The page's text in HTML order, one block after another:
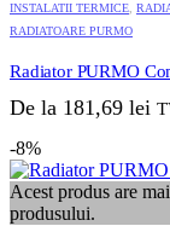
INSTALATII TERMICE
RADIATOARE PURMO
Radiator PURMO
De la 181,69 lei
-8%
Acest produs are
produsului.